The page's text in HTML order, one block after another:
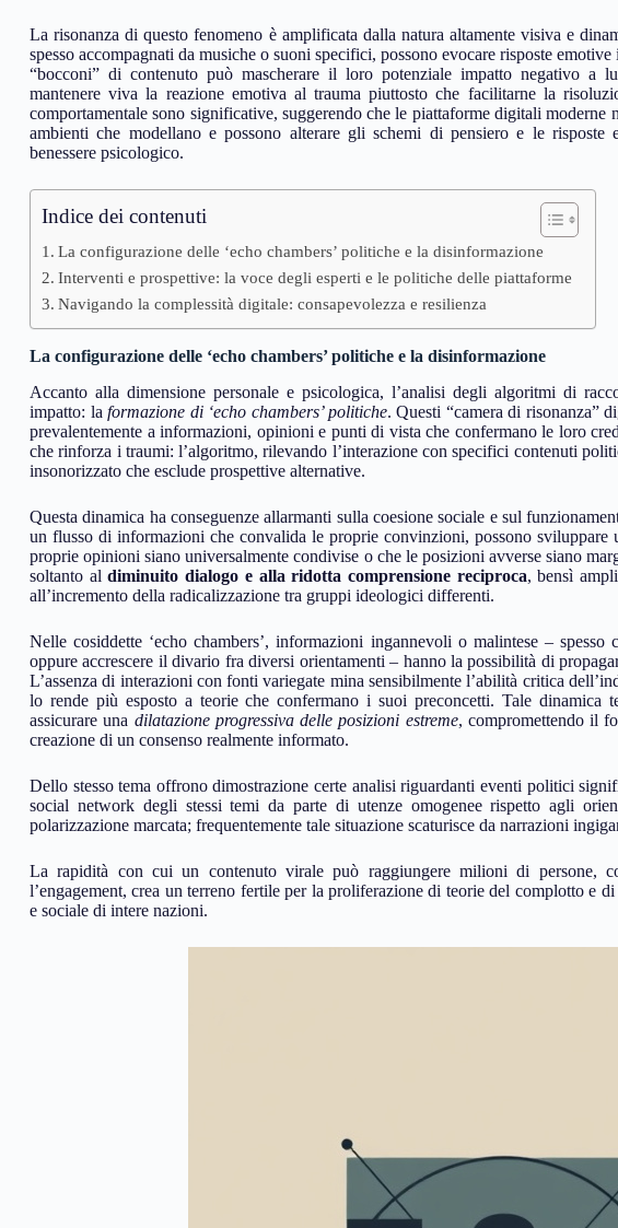
La risonanza di questo fenomeno è amplificata dalla natura altamente visiva e
spesso accompagnati da musiche o suoni specifici, possono evocare risposte
“bocconi” di contenuto può mascherare il loro potenziale impatto negativo a
mantenere viva la reazione emotiva al trauma piuttosto che facilitarne la
comportamentale sono significative, suggerendo che le piattaforme digitali
ambienti che modellano e possono alterare gli schemi di pensiero e le risposte
benessere psicologico.
Indice dei contenuti
La configurazione delle ‘echo chambers’ politiche e la disinformazione
Interventi e prospettive: la voce degli esperti e le politiche delle piattaforme
Navigando la complessità digitale: consapevolezza e resilienza
La configurazione delle ‘echo chambers’ politiche e la disinformazione
Accanto alla dimensione personale e psicologica, l’analisi degli algoritmi di
impatto: laformazione di ‘echo chambers’ politiche. Questi “camera di risonanza”
prevalentemente a informazioni, opinioni e punti di vista che confermano le loro
che rinforza i traumi: l’algoritmo, rilevando l’interazione con specifici contenuti
insonorizzato che esclude prospettive alternative.
Questa dinamica ha conseguenze allarmanti sulla coesione sociale e sul
un flusso di informazioni che convalida le proprie convinzioni, possono sviluppare
proprie opinioni siano universalmente condivise o che le posizioni avverse siano
soltanto aldiminuito dialogo e alla ridotta comprensione reciproca, bensì
all’incremento della radicalizzazione tra gruppi ideologici differenti.
Nelle cosiddette ‘echo chambers’, informazioni ingannevoli o malintese –
oppure accrescere il divario fra diversi orientamenti – hanno la possibilità di
L’assenza di interazioni con fonti variegate mina sensibilmente l’abilità critica
lo rende più esposto a teorie che confermano i suoi preconcetti. Tale dinamica
assicurare una dilatazione progressiva delle posizioni estreme, compromettendo il
creazione di un consenso realmente informato.
Dello stesso tema offrono dimostrazione certe analisi riguardanti eventi politici
social network degli stessi temi da parte di utenze omogenee rispetto agli
polarizzazione marcata; frequentemente tale situazione scaturisce da narrazioni
La rapidità con cui un contenuto virale può raggiungere milioni di persone,
l’engagement, crea un terreno fertile per la proliferazione di teorie del complotto e
e sociale di intere nazioni.